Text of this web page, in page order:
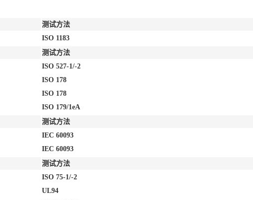
测试方法
ISO 1183
测试方法
ISO 527-1/-2
ISO 178
ISO 178
ISO 179/1eA
测试方法
IEC 60093
IEC 60093
测试方法
ISO 75-1/-2
UL94